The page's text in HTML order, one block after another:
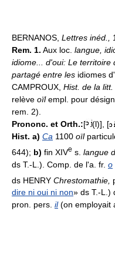
BERNANOS, Lettres inéd.,
Rem. 1. Aux loc. langue,
idiome... d'oui: Le territoire
partagé entre les idiomes
CAMPROUX, Hist. de la litt.
relève oïlempl. pour
rem. 2).
Prononc. et Orth.:[ (l)], [
Hist. a) Ca 1100 oïl
644); b) fin XIVe s. langue
ds T.-L.). Comp. de l'a. fr. o
ds HENRY Chrestomathie,
dire ni oui ni non» ds T.-L.)
pron. pers. il(on employait